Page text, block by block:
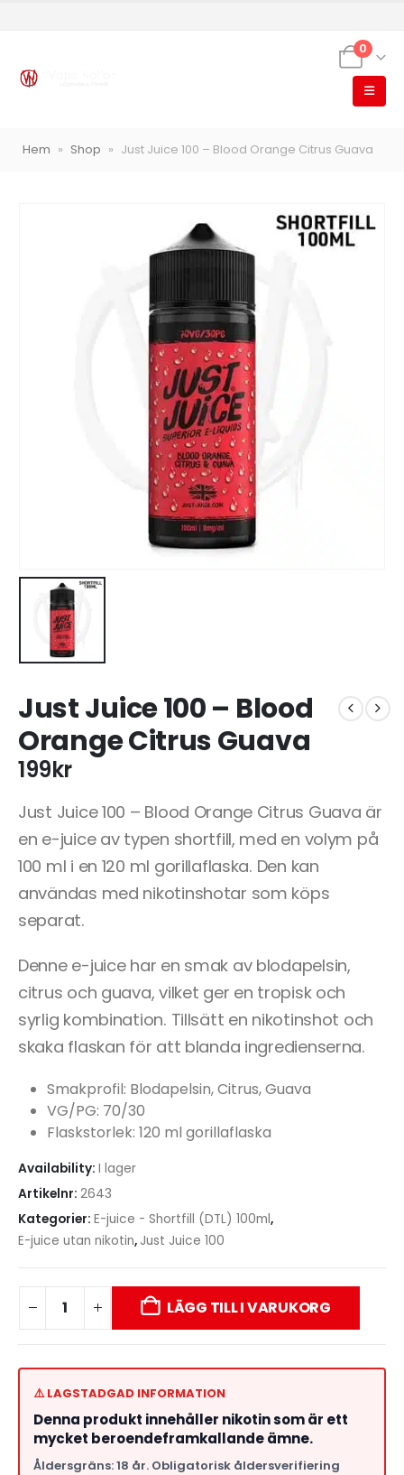
0
Hem » Shop » Just Juice 100 – Blood Orange Citrus Guava
Just Juice 100 – Blood
Orange Citrus Guava
199kr
Just Juice 100 – Blood Orange Citrus Guava är
en e-juice av typen shortfill, med en volym på
100 ml i en 120 ml gorillaflaska. Den kan
användas med nikotinshotar som köps
separat.
Denne e-juice har en smak av blodapelsin,
citrus och guava, vilket ger en tropisk och
syrlig kombination. Tillsätt en nikotinshot och
skaka flaskan för att blanda ingredienserna.
Smakprofil: Blodapelsin, Citrus, Guava
VG/PG: 70/30
Flaskstorlek: 120 ml gorillaflaska
Availability: I lager
Artikelnr: 2643
Kategorier: E-juice - Shortfill (DTL) 100ml,
E-juice utan nikotin, Just Juice 100
LÄGG TILL I VARUKORG
⚠️ LAGSTADGAD INFORMATION
Denna produkt innehåller nikotin som är ett
mycket beroendeframkallande ämne.
Åldersgräns: 18 år. Obligatorisk åldersverifiering